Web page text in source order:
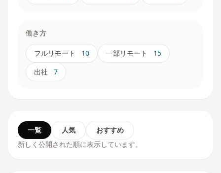
働き方
フルリモート 10 一部リモート
15
出社
7
一覧 人気
おすすめ
新しく公開された順に表示しています。